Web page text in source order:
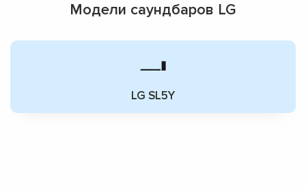
Модели саундбаров LG
LG SL5Y